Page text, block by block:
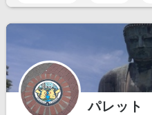
パレット